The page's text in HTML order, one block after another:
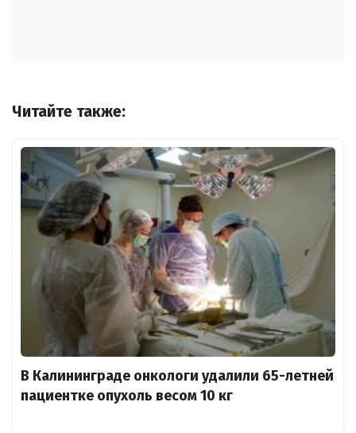
Читайте также:
В Калининграде онкологи удалили 65-летней
пациентке опухоль весом 10 кг